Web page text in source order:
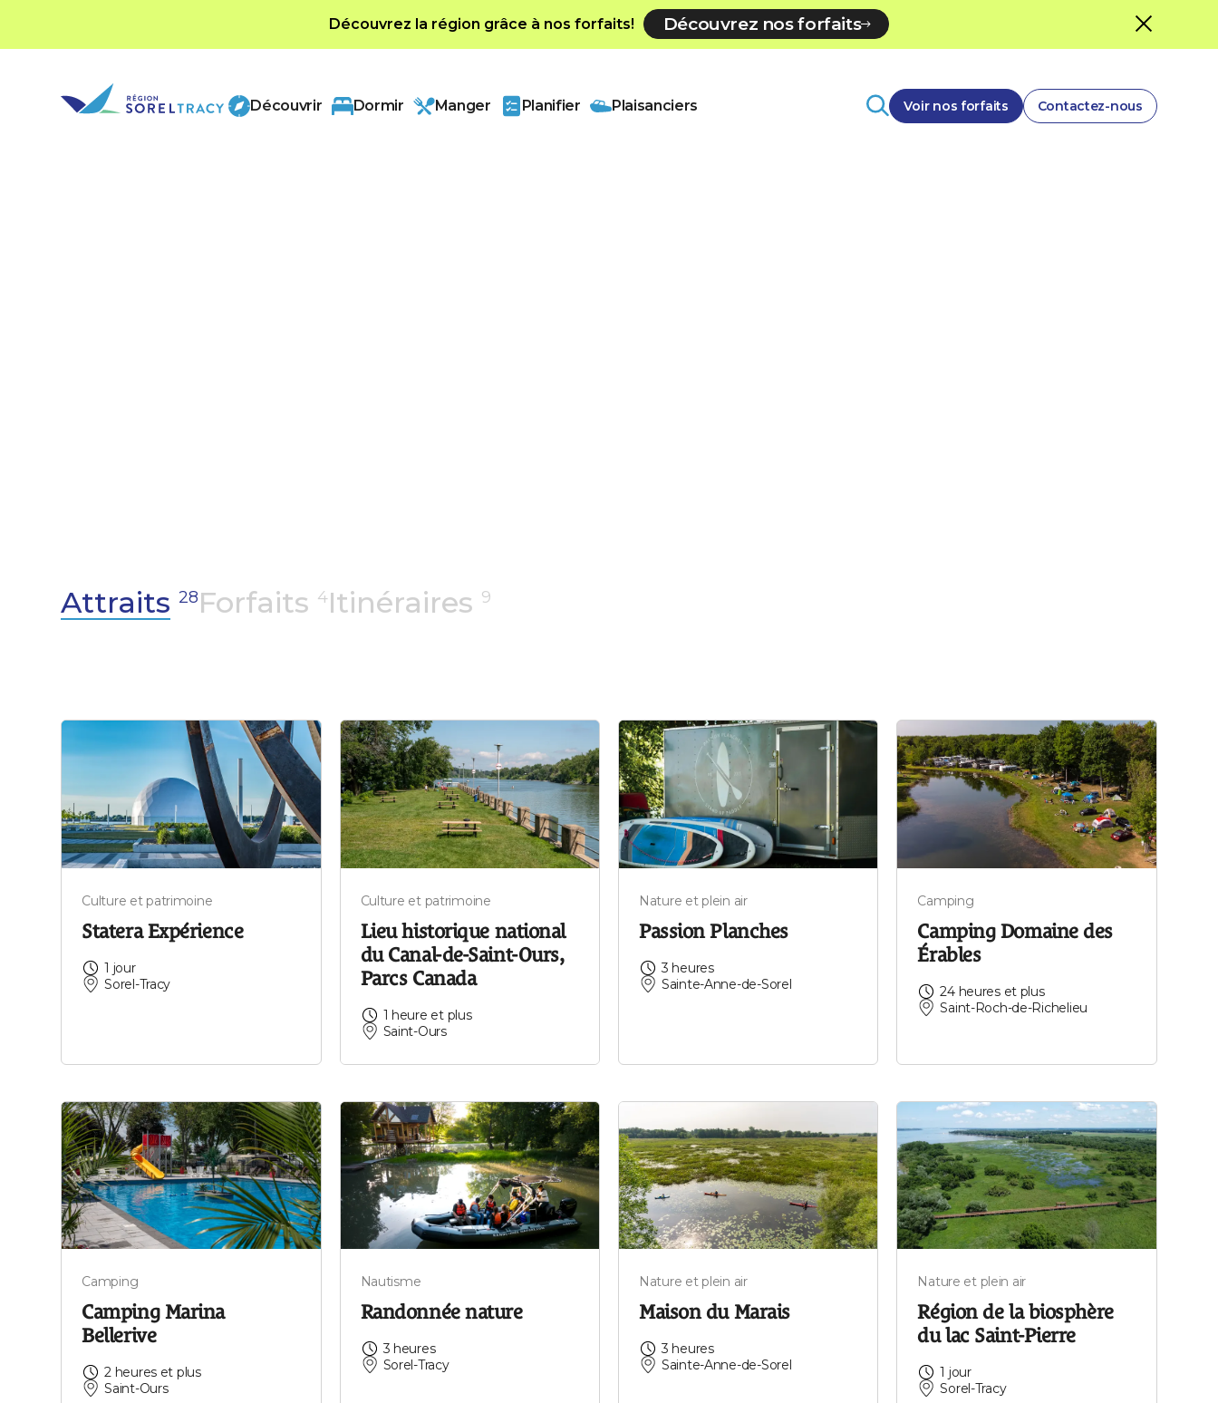
Découvrez la région grâce à nos forfaits! Découvrez nos forfaits
Découvrir Dormir Manger Planifier Plaisanciers Voir nos forfaits Contactez-nous
Attraits 28Forfaits 4Itinéraires 9
Culture et patrimoine
Statera Expérience
1 jour
Sorel-Tracy
Culture et patrimoine
Lieu historique national
du Canal-de-Saint-Ours,
Parcs Canada
1 heure et plus
Saint-Ours
Nature et plein air
Passion Planches
3 heures
Sainte-Anne-de-Sorel
Camping
Camping Domaine des
Érables
24 heures et plus
Saint-Roch-de-Richelieu
Camping
Camping Marina
Bellerive
2 heures et plus
Saint-Ours
Nautisme
Randonnée nature
3 heures
Sorel-Tracy
Nature et plein air
Maison du Marais
3 heures
Sainte-Anne-de-Sorel
Nature et plein air
Région de la biosphère
du lac Saint-Pierre
1 jour
Sorel-Tracy